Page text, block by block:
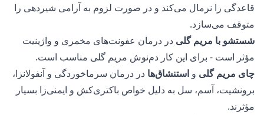
قاعدگی را نرمال می‌کند و در صورت لزوم به آرامی شیردهی را
متوقف می‌سازد.
شستشو با مریم گلی در درمان عفونت‌های مخمری و واژینیت
مؤثر است - برای این کار دم‌نوش مریم گلی مناسب است.
چای مریم گلی و استنشاق‌ها در درمان سرماخوردگی و آنفولانزا،
برونشیت، آسم، سل به دلیل خواص باکتری‌کش و ایمنی‌زا بسیار
مؤثرند.